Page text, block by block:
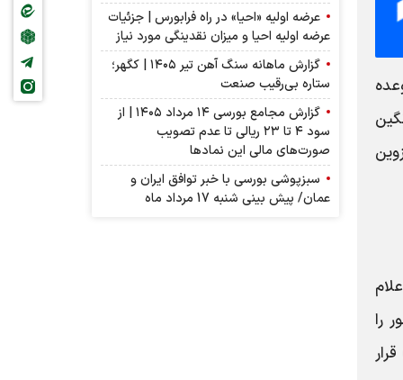
سمنان و رشد ۱۲ برابری قزوین
را
با نرخ باروری ۲.۳، مهریز با ۲.۲ و بافق با ۲.۱ بالاتر از سطح جانشینی (۲.۱) قرار
عرضه اولیه «احیا» در راه فرابورس | جزئیات
عرضه اولیه احیا و میزان نقدینگی مورد نیاز
گزارش ماهانه سنگ آهن تیر ۱۴۰۵ | کگهر؛
ستاره بی‌رقیب صنعت
گزارش مجامع بورسی ۱۴ مرداد ۱۴۰۵ | از
سود ۴ تا ۲۳ ریالی تا عدم تصویب
صورت‌های مالی این نماد‌ها
سبزپوشی بورسی با خبر توافق ایران و
عمان/ پیش بینی شنبه 17 مرداد ماه